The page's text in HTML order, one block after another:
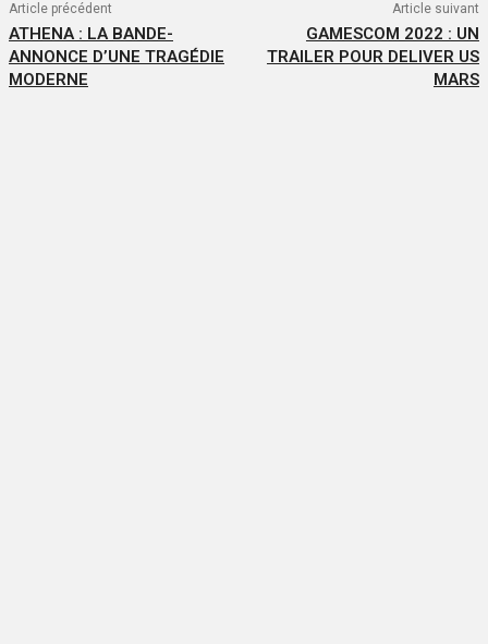
Article précédent
ATHENA : LA BANDE-
ANNONCE D’UNE TRAGÉDIE
MODERNE
Article suivant
GAMESCOM 2022 : UN
TRAILER POUR DELIVER US
MARS